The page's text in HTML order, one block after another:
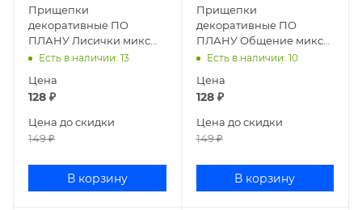
Прищепки
декоративные ПО
ПЛАНУ Лисички микс
169P-013
Есть в наличии: 13
Цена
128 ₽
Цена до скидки
149₽
В корзину
Прищепки
декоративные ПО
ПЛАНУ Общение микс
169P-012
Есть в наличии: 10
Цена
128₽
Цена до скидки
149₽
В корзину